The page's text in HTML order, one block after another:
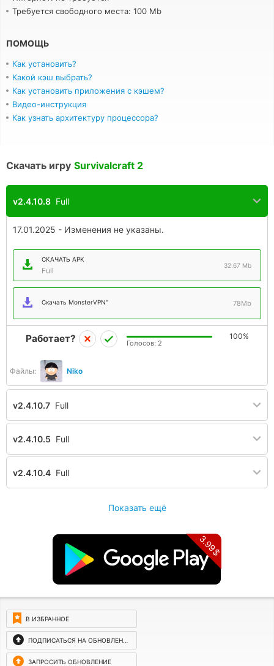
Требуется свободного места: 100 Mb
ПОМОЩЬ
Как установить?
Какой кэш выбрать?
Как установить приложения с кэшем?
Видео-инструкция
Как узнать архитектуру процессора?
Скачать игру Survivalcraft 2
v2.4.10.8 Full
17.01.2025 - Изменения не указаны.
СКАЧАТЬ APK
Full
32.67 Mb
Скачать MonsterVPN" 78Mb
Файлы: Niko
Работает? 100%
Голосов: 2
v2.4.10.7 Full
v2.4.10.5 Full
v2.4.10.4 Full
Показать ещё
3.99$
В ИЗБРАННОЕ
ПОДПИСАТЬСЯ НА ОБНОВЛЕНИЯ
ЗАПРОСИТЬ ОБНОВЛЕНИЕ